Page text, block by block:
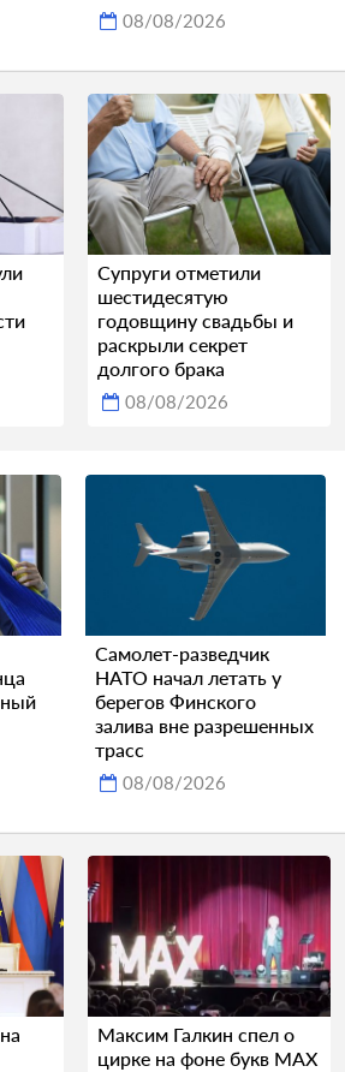
08/08/2026
Супруги отметили
шестидесятую
годовщину свадьбы и
раскрыли секрет
долгого брака
08/08/2026
Самолет-разведчик
НАТО начал летать у
берегов Финского
залива вне разрешенных
трасс
08/08/2026
Максим Галкин спел о
цирке на фоне букв MAX